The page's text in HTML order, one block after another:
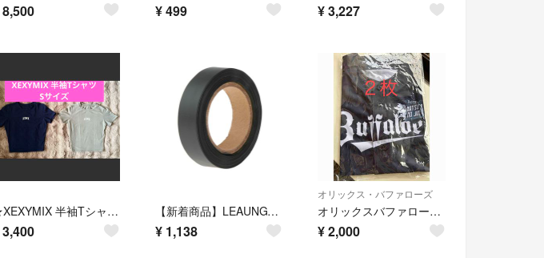
8,500 ¥499 ¥3,227
★XEXYMIX 半袖Tシャツ ア ネイビー・グレージュ Sサイズ★
3,400
【新着商品】LEAUNGYOOシームテープ シームテープ テント 水漏れを補修で
¥ 1,138
オリックス・バファローズ
オリックスバファローズ 8/3配布 夏の陣ユニフォーム
¥2,000